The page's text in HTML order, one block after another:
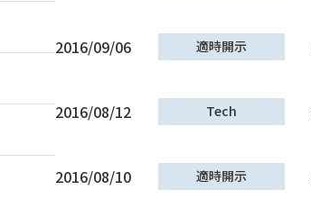
2016/09/06 適時開示
2016/08/12 Tech
2016/08/10 適時開示